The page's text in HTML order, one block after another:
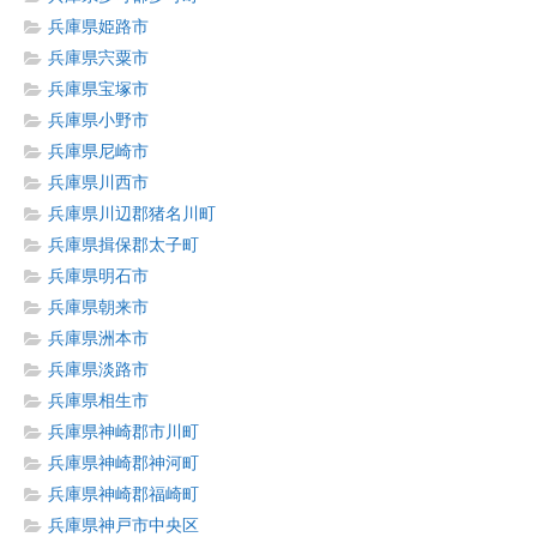
兵庫県姫路市
兵庫県宍粟市
兵庫県宝塚市
兵庫県小野市
兵庫県尼崎市
兵庫県川西市
兵庫県川辺郡猪名川町
兵庫県揖保郡太子町
兵庫県明石市
兵庫県朝来市
兵庫県洲本市
兵庫県淡路市
兵庫県相生市
兵庫県神崎郡市川町
兵庫県神崎郡神河町
兵庫県神崎郡福崎町
兵庫県神戸市中央区